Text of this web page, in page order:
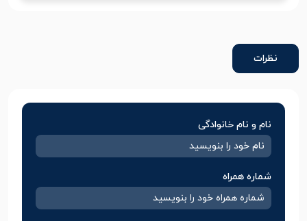
نظرات
نام و نام خانوادگی
شماره همراه